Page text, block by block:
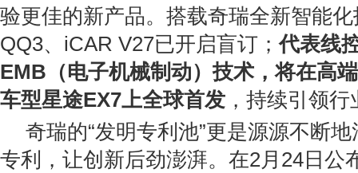
验更佳的新产品。搭载奇瑞全新智能
QQ3、iCAR V27已开启盲订；代表线
EMB（电子机械制动）技术，将在高
车型星途EX7上全球首发 ，持续引领
奇瑞的“发明专利池”更是源源不断
专利，让创新后劲澎湃。在2月24日公